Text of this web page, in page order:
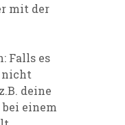
mit der
Falls es
nicht
deine
einem